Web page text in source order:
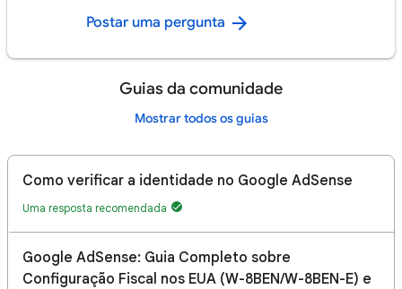
Postar uma pergunta
Guias da comunidade
Mostrar todos os guias
Como verificar a identidade no Google AdSense
Uma resposta recomendada
Google AdSense: Guia Completo sobre
Configuração Fiscal nos EUA (W-8BEN/W-8BEN-E) e